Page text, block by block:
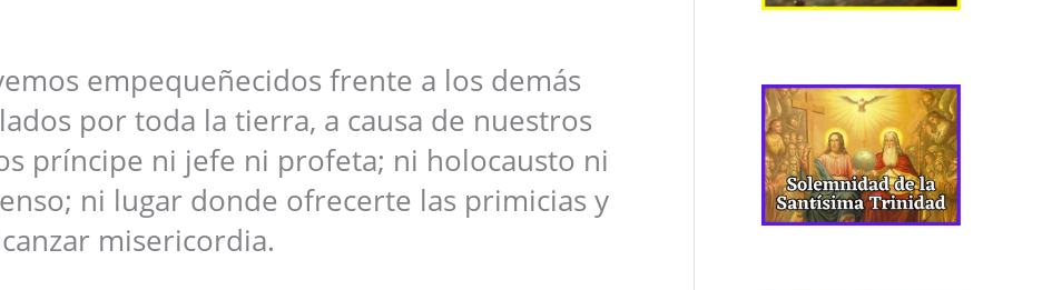
empequeñecidos frente a los demás
por toda la tierra, a causa de nuestros
príncipe ni jefe ni profeta; ni holocausto ni
ni lugar donde ofrecerte las primicias y
misericordia.